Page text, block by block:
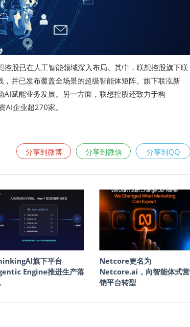
股已在人工智能领域深入布局。其中，联想控股旗下联
并已发布覆盖全场景的超级智能体矩阵。旗下联泓新
赋能业务发展。另一方面，联想控股还致力于构
AI企业超270家。
分享到微博 分享到微信 分享到QQ
旗下平台
Engine推进生产落
Netcore更名为
Netcore.ai，向智能体式营
销平台转型